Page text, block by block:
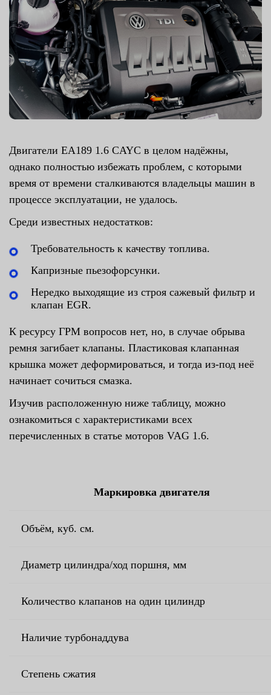
Двигатели EA189 1.6 CAYC в целом надёжны,
однако полностью избежать проблем, с которыми
время от времени сталкиваются владельцы машин в
процессе эксплуатации, не удалось.
Среди известных недостатков:
Требовательность к качеству топлива.
Капризные пьезофорсунки.
Нередко выходящие из строя сажевый фильтр и
клапан EGR.
К ресурсу ГРМ вопросов нет, но, в случае обрыва
ремня загибает клапаны. Пластиковая клапанная
крышка может деформироваться, и тогда из-под неё
начинает сочиться смазка.
Изучив расположенную ниже таблицу, можно
ознакомиться с характеристиками всех
перечисленных в статье моторов VAG 1.6.
Маркировка двигателя
Объём, куб. см.
Диаметр цилиндра/ход поршня, мм
Количество клапанов на один цилиндр
Наличие турбонаддува
Степень сжатия